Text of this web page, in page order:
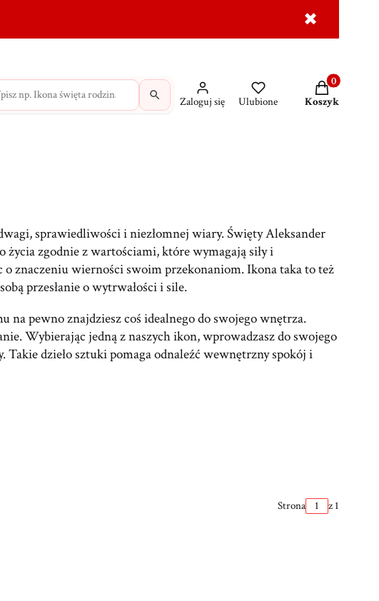
✖
Krzyże MAJK na prezent Wasze
Zaloguj się Ulubione
Produkty w
Koszyk
sprawiedliwości i niezłomnej wiary. Święty Aleksander
życia zgodnie z wartościami, które wymagają siły i
znaczeniu wierności swoim przekonaniom. Ikona taka to też
przesłanie o wytrwałości i sile.
pewno znajdziesz coś idealnego do swojego wnętrza.
Wybierając jedną z naszych ikon, wprowadzasz do swojego
dzieło sztuki pomaga odnaleźć wewnętrzny spokój i
Strona z 1